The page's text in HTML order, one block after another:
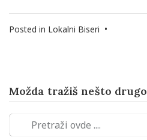
Posted in Lokalni Biseri •
Možda tražiš nešto drugo